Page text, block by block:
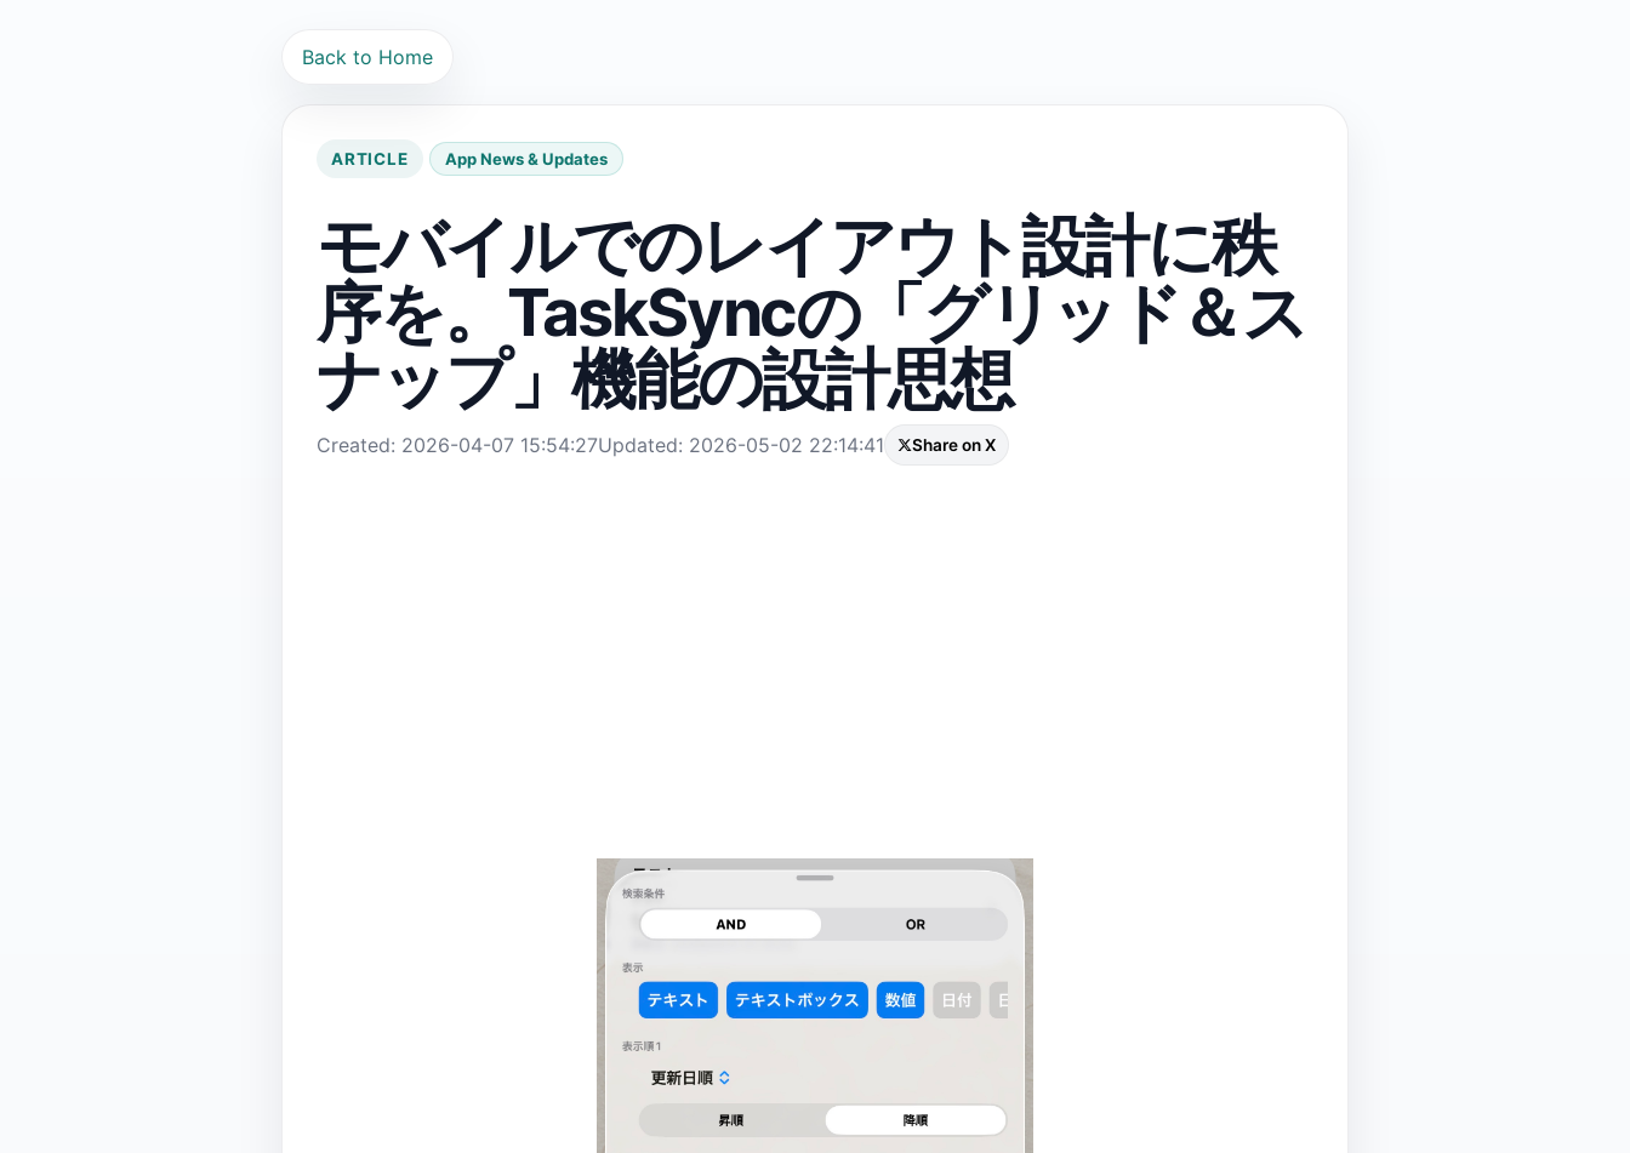
Back to Home
ARTICLE App News & Updates
モバイルでのレイアウト設計に秩
序を。TaskSyncの「グリッド＆ス
ナップ」機能の設計思想
Created: 2026-04-07 15:54:27Updated: 2026-05-02 22:14:41 Share on X